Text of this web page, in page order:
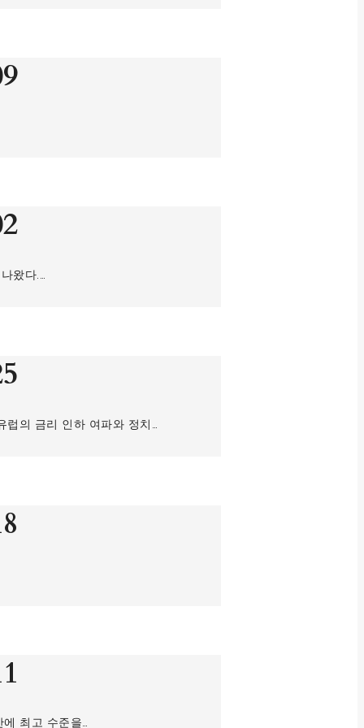
왔다.…
의 금리 인하 여파와 정치…
에 최고 수준을…